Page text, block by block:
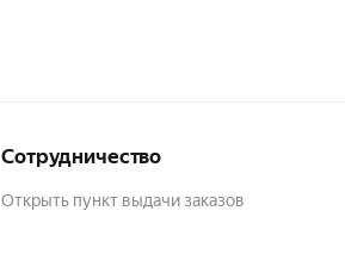
Сотрудничество
Открыть пункт выдачи заказов